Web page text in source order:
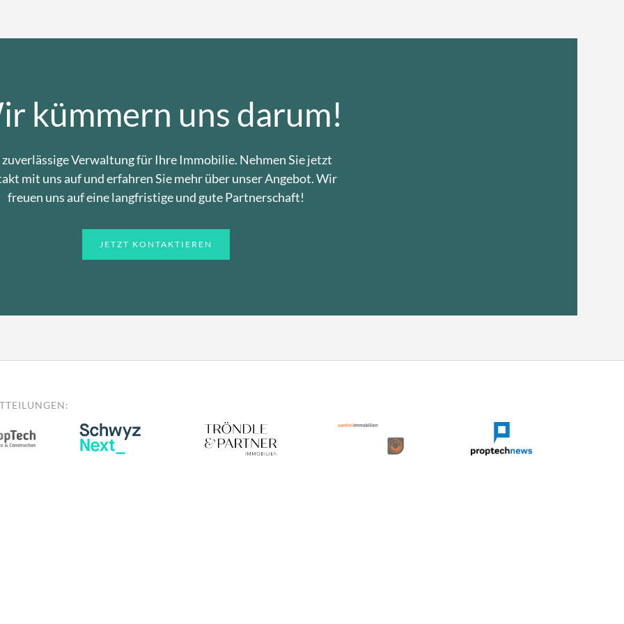
kümmern uns darum!
Verwaltung für Ihre Immobilie. Nehmen Sie jetzt
mit uns auf und erfahren Sie mehr über unser Angebot. Wir
freuen uns auf eine langfristige und gute Partnerschaft!
JETZT KONTAKTIEREN